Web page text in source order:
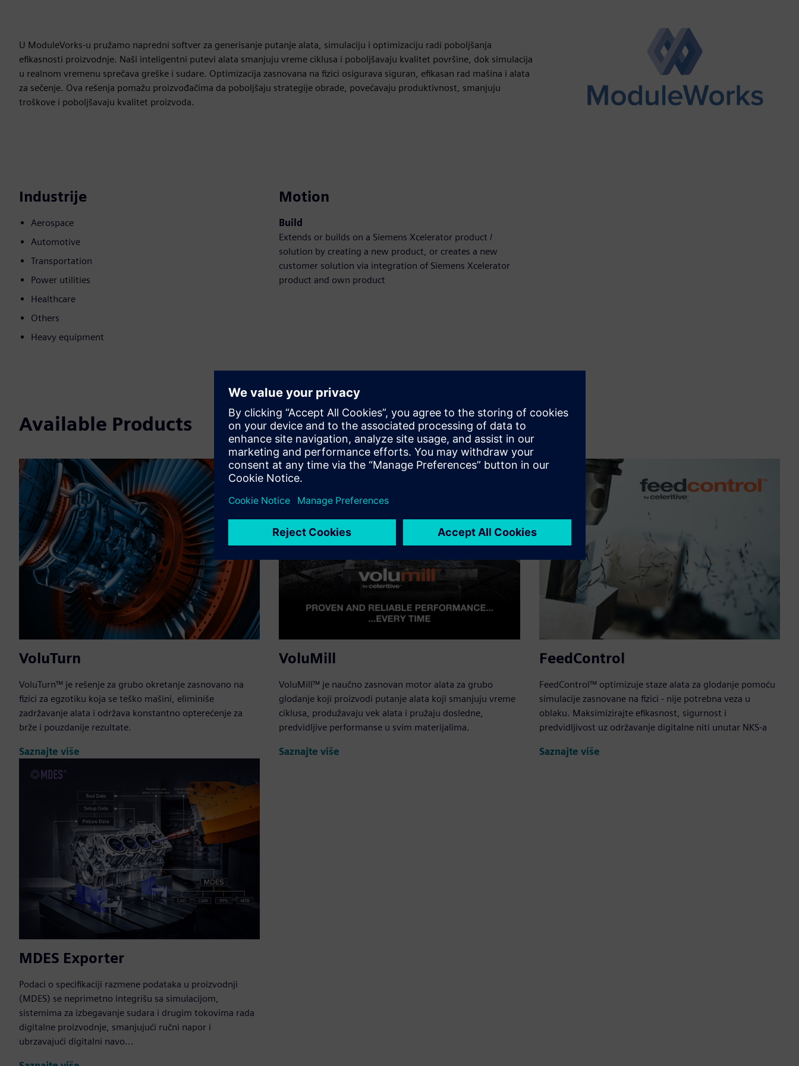
U ModuleVorks-u pružamo napredni softver za generisanje putanje alata, simulaciju i optimizaciju radi poboljšanja
efikasnosti proizvodnje. Naši inteligentni putevi alata smanjuju vreme ciklusa i poboljšavaju kvalitet površine, dok simulacija
u realnom vremenu sprečava greške i sudare. Optimizacija zasnovana na fizici osigurava siguran, efikasan rad mašina i alata
za sečenje. Ova rešenja pomažu proizvođačima da poboljšaju strategije obrade, povećavaju produktivnost, smanjuju
troškove i poboljšavaju kvalitet proizvoda.
Industrije
Aerospace
Automotive
Transportation
Power utilities
Healthcare
Others
Heavy equipment
Motion
Build
Extends or builds on a Siemens Xcelerator product /
solution by creating a new product, or creates a new
customer solution via integration of Siemens Xcelerator
product and own product
Available Products
VoluTurn
VoluTurn™ je rešenje za grubo okretanje zasnovano na
fizici za egzotiku koja se teško mašini, eliminiše
zadržavanje alata i održava konstantno opterećenje za
brže i pouzdanije rezultate.
Saznajte više
VoluMill
VoluMill™ je naučno zasnovan motor alata za grubo
glodanje koji proizvodi putanje alata koji smanjuju vreme
ciklusa, produžavaju vek alata i pružaju dosledne,
predvidljive performanse u svim materijalima.
Saznajte više
FeedControl
FeedControl™ optimizuje staze alata za glodanje pomoću
simulacije zasnovane na fizici - nije potrebna veza u
oblaku. Maksimizirajte efikasnost, sigurnost i
predvidljivost uz održavanje digitalne niti unutar NKS-a
Saznajte više
MDES Exporter
Podaci o specifikaciji razmene podataka u proizvodnji
(MDES) se neprimetno integrišu sa simulacijom,
sistemima za izbegavanje sudara i drugim tokovima rada
digitalne proizvodnje, smanjujući ručni napor i
ubrzavajući digitalni navo...